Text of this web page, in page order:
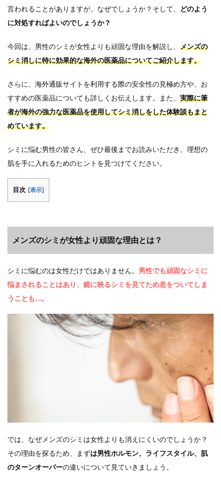
言われることがありますが、なぜでしょうか？そして、
どのよう
に対処すればよいのでしょうか？
今回は、男性のシミが女性よりも頑固な理由を解説し、 メンズの
シミ消しに特に効果的な海外の医薬品についてご紹介します。
さらに、海外通販サイトを利用する際の安全性の見極め方や、お
すすめの医薬品についても詳しくお伝えします。また、 実際に筆
者が海外の強力な医薬品を使用してシミ消しをした体験談もまと
めています。
シミに悩む男性の皆さん、ぜひ最後までお読みいただき、理想の
肌を手に入れるためのヒントを見つけてください。
目次 [表示]
メンズのシミが女性より頑固な理由とは？
シミに悩むのは女性だけではありません。 男性でも頑固なシミに
悩まされることはあり、鏡に映るシミを見てため息をついてしま
うことも…。
では、なぜメンズのシミは女性よりも消えにくいのでしょうか？
その理由を探るため、まずは男性ホルモン、ライフスタイル、肌
のターンオーバーの違いについて見ていきましょう。